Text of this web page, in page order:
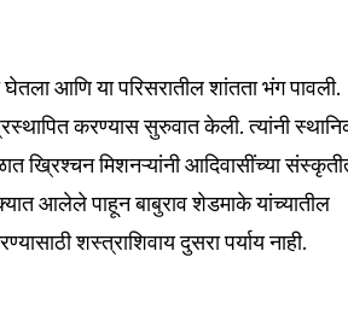
आणि या परिसरातील शांतता भंग पावली.
करण्यास सुरुवात केली. त्यांनी
मिशनऱ्यांनी आदिवासींच्या
आलेले पाहून बाबुराव शेडमाके यांच्यातील
शस्त्राशिवाय दुसरा पर्याय नाही.